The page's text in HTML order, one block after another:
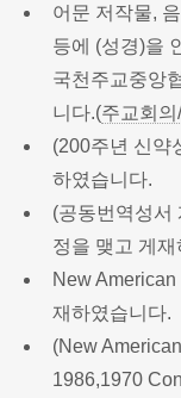
어문 저작물,
등에 (성경)을
국천주교중앙
니다.(주교회
(200주년 신약
하였습니다.
(공동번역성서
정을 맺고 게
New
재하였습니다.
(New
1986,1970